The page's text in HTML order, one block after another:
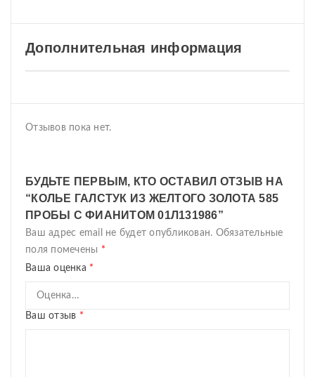
Дополнительная информация
Отзывов пока нет.
БУДЬТЕ ПЕРВЫМ, КТО ОСТАВИЛ ОТЗЫВ НА
“КОЛЬЕ ГАЛСТУК ИЗ ЖЕЛТОГО ЗОЛОТА 585
ПРОБЫ С ФИАНИТОМ 01Л131986”
Ваш адрес email не будет опубликован. Обязательные
поля помечены *
Ваша оценка *
Ваш отзыв *